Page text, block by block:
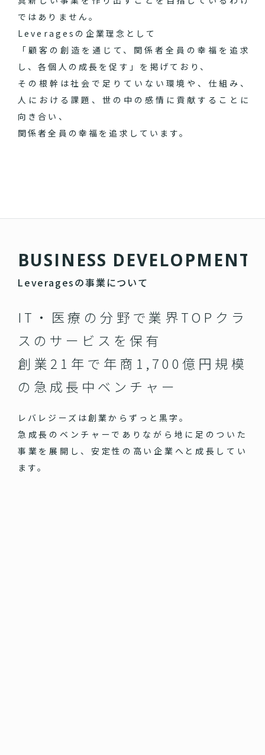
ではありません。
Leveragesの企業理念として
「顧客の創造を通じて、関係者全員の幸福を追求
し、各個人の成長を促す」を掲げており、
その根幹は社会で足りていない環境や、仕組み、
人における課題、世の中の感情に貢献することに
向き合い、
関係者全員の幸福を追求しています。
BUSIN ESS DEVELOPM ENT
Leveragesの事業について
IT・医療の分野で業界TOPクラ
スのサービスを保有
創業21年で年商1,700億円規模
の急成長中ベンチャー
レバレジーズは創業からずっと黒字。
急成長のベンチャーでありながら地に足のついた
事業を展開し、安定性の高い企業へと成長してい
ます。